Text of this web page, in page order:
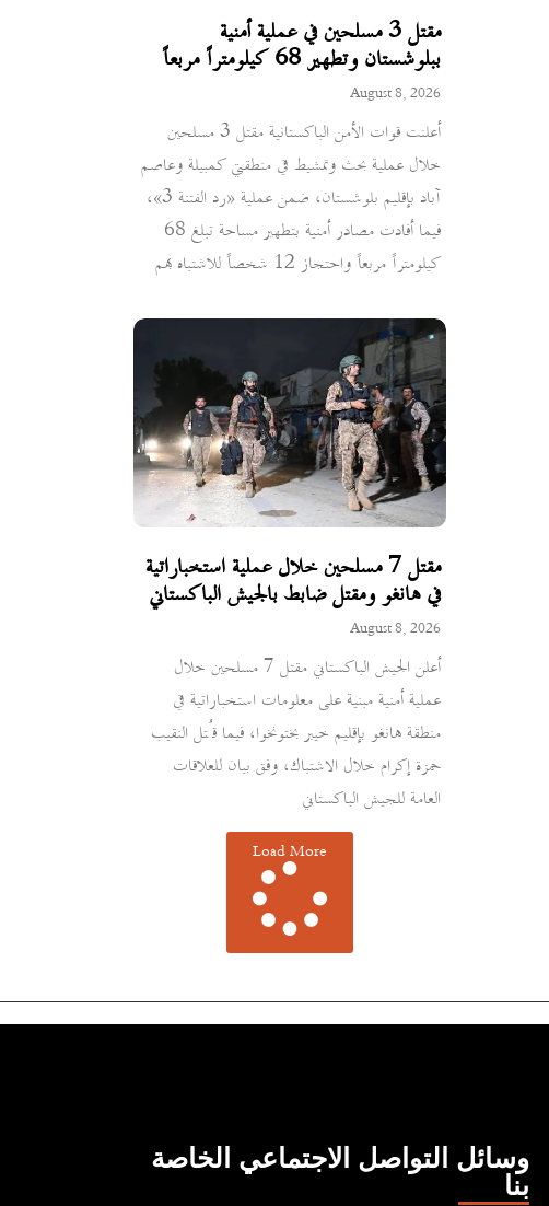
مقتل 3 مسلحين في عملية أمنية
ببلوشستان وتطهير 68 كيلومتراً مربعاً
August 8, 2026
أعلنت قوات الأمن الباكستانية مقتل 3 مسلحين
خلال عملية بحث وتمشيط في منطقتي كمبيلة وعاصم
آباد بإقليم بلوشستان، ضمن عملية «رد الفتنة 3»،
فيما أفادت مصادر أمنية بتطهير مساحة تبلغ 68
كيلومتراً مربعاً واحتجاز 12 شخصاً للاشتباه بهم
مقتل 7 مسلحين خلال عملية استخباراتية
في هانغو ومقتل ضابط بالجيش الباكستاني
August 8, 2026
أعلن الجيش الباكستاني مقتل 7 مسلحين خلال
عملية أمنية مبنية على معلومات استخباراتية في
منطقة هانغو بإقليم خيبر بختونخوا، فيما قُتل النقيب
حمزة إكرام خلال الاشتباك، وفق بيان للعلاقات
العامة للجيش الباكستاني
Load More
وسائل التواصل الاجتماعي الخاصة
بنا